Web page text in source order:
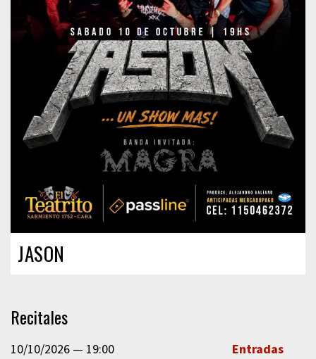
JASON
Recitales
10/10/2026
19:00
Entradas